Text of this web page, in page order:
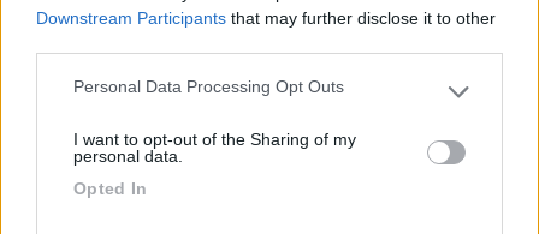
Downstream Participants that may further disclose it to other
Please note that this website/app uses one or more Google
not limited to your visit or usage behaviour. You may click to
grant or deny consent to Google and its third-party tags to
use your data for below specified purposes in below Google
Personal Data Processing Opt Outs
I want to opt-out of the Sharing of my
personal data.
Opted In
Campeggio
Camping 2 Laghi
Servizi / Posizione